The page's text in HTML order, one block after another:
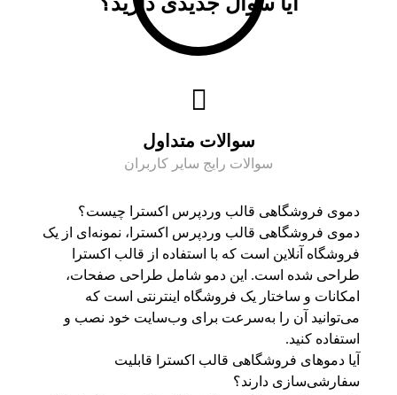
سوالات متداول
سوالات رایج سایر کاربران
دموی فروشگاهی قالب وردپرس اکسترا چیست؟
دموی فروشگاهی قالب وردپرس اکسترا، نمونه‌ای از یک
فروشگاه آنلاین است که با استفاده از قالب اکسترا
طراحی شده است. این دمو شامل طراحی صفحات،
امکانات و ساختار یک فروشگاه اینترنتی است که
می‌توانید آن را به‌سرعت برای وب‌سایت خود نصب و
استفاده کنید.
آیا دموهای فروشگاهی قالب اکسترا قابلیت
سفارشی‌سازی دارند؟